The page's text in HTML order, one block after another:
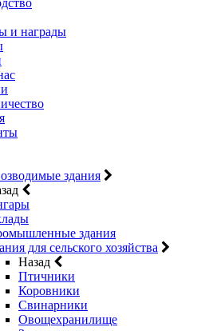
и награды
здания
здания
для сельского хозяйства
Назад
Птичники
Коровники
Свинарники
Овощехранилище